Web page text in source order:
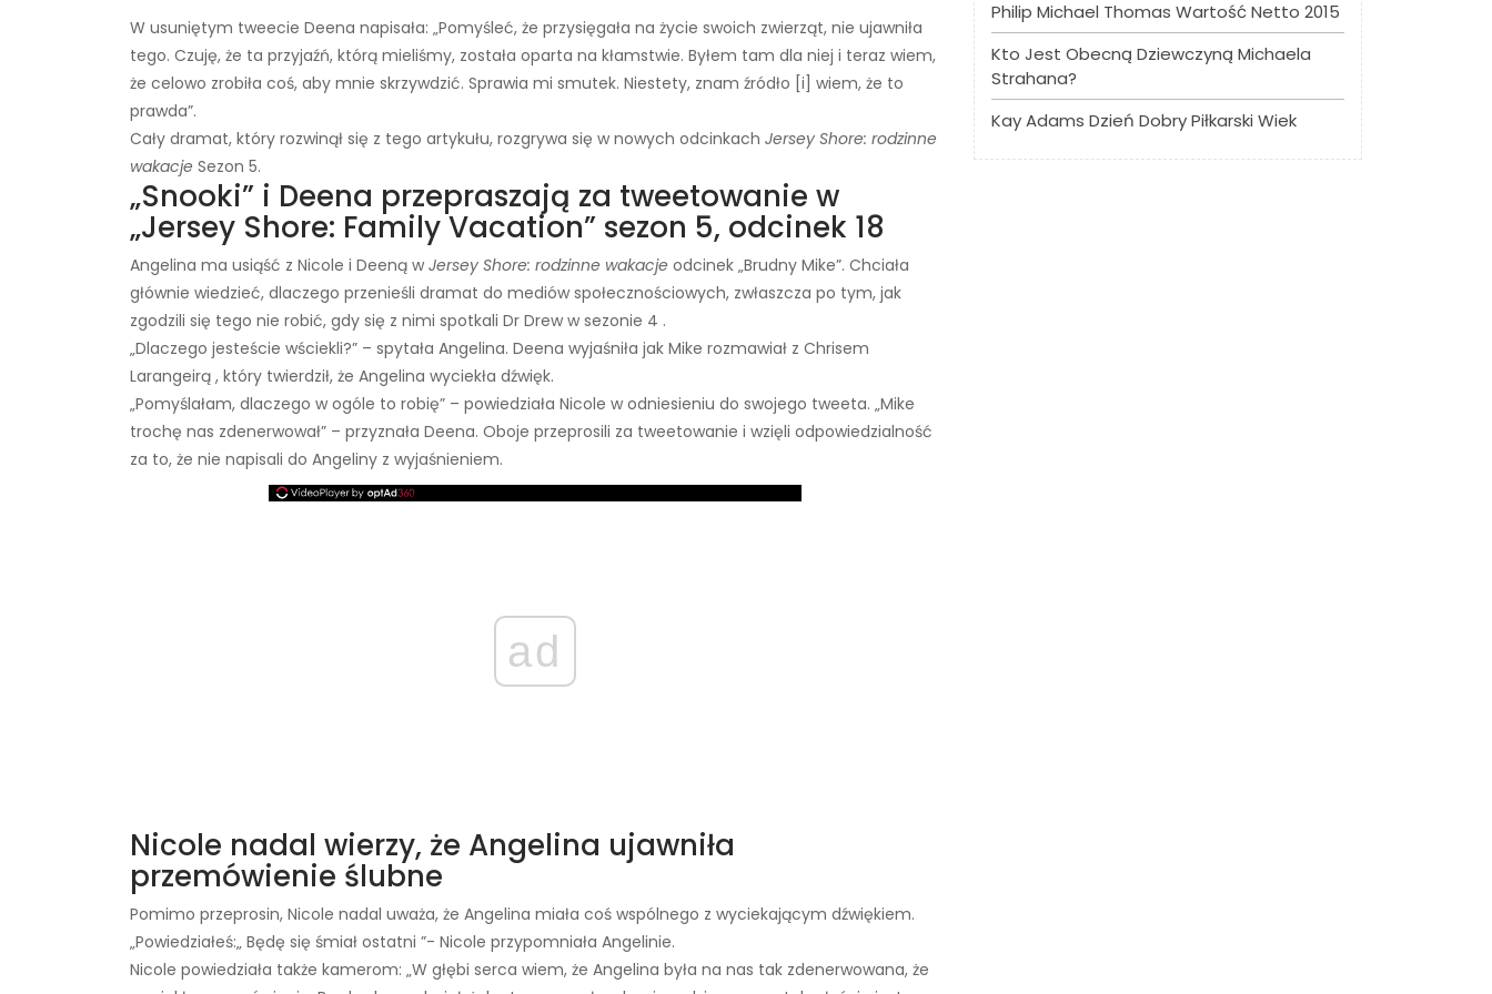
W usuniętym tweecie Deena napisała: „Pomyśleć, że przysięgała na życie swoich zwierząt, nie ujawniła
tego. Czuję, że ta przyjaźń, którą mieliśmy, została oparta na kłamstwie. Byłem tam dla niej i teraz wiem,
że celowo zrobiła coś, aby mnie skrzywdzić. Sprawia mi smutek. Niestety, znam źródło [i] wiem, że to
prawda”.
Cały dramat, który rozwinął się z tego artykułu, rozgrywa się w nowych odcinkach Jersey Shore: rodzinne
wakacje Sezon 5.
„Snooki” i Deena przepraszają za tweetowanie w
„Jersey Shore: Family Vacation” sezon 5, odcinek 18
Angelina ma usiąść z Nicole i Deeną w Jersey Shore: rodzinne wakacje odcinek „Brudny Mike”. Chciała
głównie wiedzieć, dlaczego przenieśli dramat do mediów społecznościowych, zwłaszcza po tym, jak
zgodzili się tego nie robić, gdy się z nimi spotkali Dr Drew w sezonie 4 .
„Dlaczego jesteście wściekli?” – spytała Angelina. Deena wyjaśniła jak Mike rozmawiał z Chrisem
Larangeirą , który twierdził, że Angelina wyciekła dźwięk.
„Pomyślałam, dlaczego w ogóle to robię” – powiedziała Nicole w odniesieniu do swojego tweeta. „Mike
trochę nas zdenerwował” – przyznała Deena. Oboje przeprosili za tweetowanie i wzięli odpowiedzialność
za to, że nie napisali do Angeliny z wyjaśnieniem.
ad
Nicole nadal wierzy, że Angelina ujawniła
przemówienie ślubne
Pomimo przeprosin, Nicole nadal uważa, że ​​Angelina miała coś wspólnego z wyciekającym dźwiękiem.
„Powiedziałeś:„ Będę się śmiał ostatni ”- Nicole przypomniała Angelinie.
Nicole powiedziała także kamerom: „W głębi serca wiem, że Angelina była na nas tak zdenerwowana, że ​​
Philip Michael Thomas Wartość Netto 2015
Kto Jest Obecną Dziewczyną Michaela
Strahana?
Kay Adams Dzień Dobry Piłkarski Wiek